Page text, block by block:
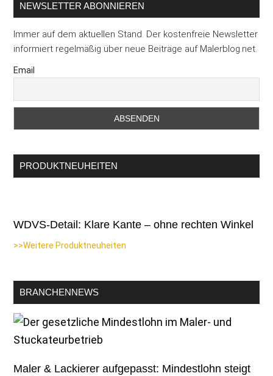
NEWSLETTER ABONNIEREN
Immer auf dem aktuellen Stand. Der kostenfreie Newsletter
informiert regelmäßig über neue Beiträge auf Malerblog.net.
Email
PRODUKTNEUHEITEN
WDVS-Detail: Klare Kante – ohne rechten Winkel
>>Weitere Produktneuheiten
BRANCHENNEWS
Maler & Lackierer aufgepasst: Mindestlohn steigt